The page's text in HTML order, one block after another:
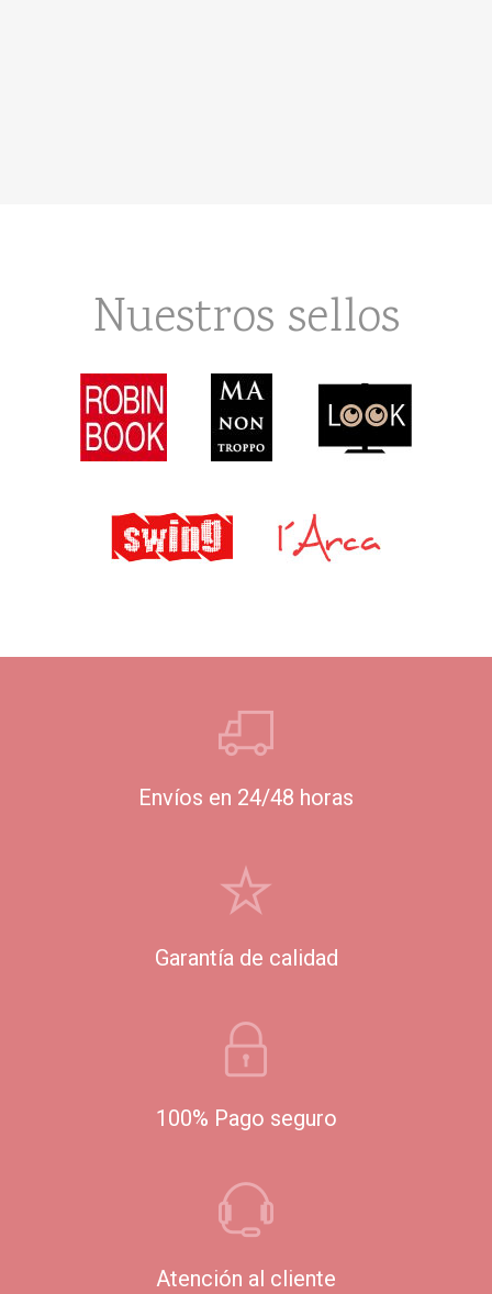
Nuestros sellos
Envíos en 24/48 horas
Garantía de calidad
100% Pago seguro
Atención al cliente